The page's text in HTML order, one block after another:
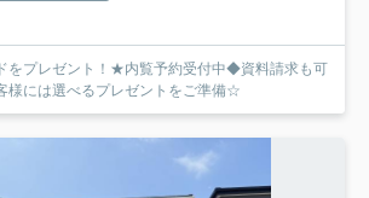
をプレゼント！★内覧予約受付中◆資料請求も可
様には選べるプレゼントをご準備☆